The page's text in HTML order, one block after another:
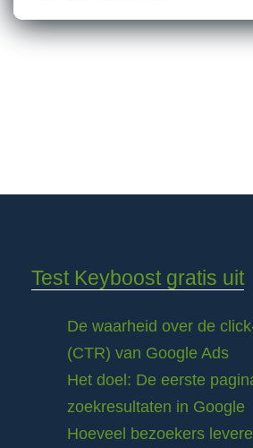
Test Keyboost gratis uit
De waarheid over de
(CTR) van Google Ads
Het doel: De eerste
zoekresultaten in Google
Hoeveel bezoekers